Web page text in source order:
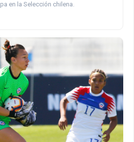
en la Selección chilena.